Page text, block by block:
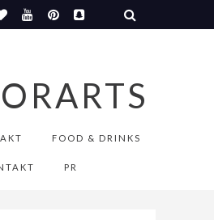
FOOD & DRINKS
PR